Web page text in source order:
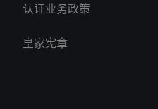
认证业务政策
皇家宪章